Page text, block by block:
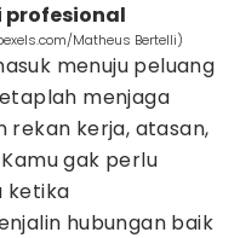
profesional
Matheus Bertelli)
menuju peluang
menjaga
rekan kerja, atasan,
gak perlu
ketika
hubungan baik